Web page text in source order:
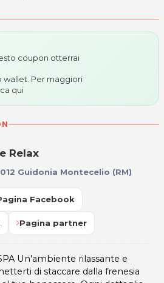
coupon otterrai
wallet. Per maggiori
qui
Relax
Guidonia Montecelio (RM)
Facebook
Pagina partner
Un'ambiente rilassante e
di staccare dalla frenesia